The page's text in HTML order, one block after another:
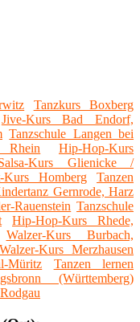
Tanzkurs Boxberg
Jive-Kurs Bad Endorf,
Tanzschule Langen bei
Rhein
Hip-Hop-Kurs
Kurs Glienicke /
Kurs Homberg
Tanzen
Gernrode, Harz
Rauenstein Tanzschule
Hip-Hop-Kurs Rhede,
Walzer-Kurs Burbach,
Walzer-Kurs Merzhausen
Müritz
Tanzen lernen
(Württemberg)